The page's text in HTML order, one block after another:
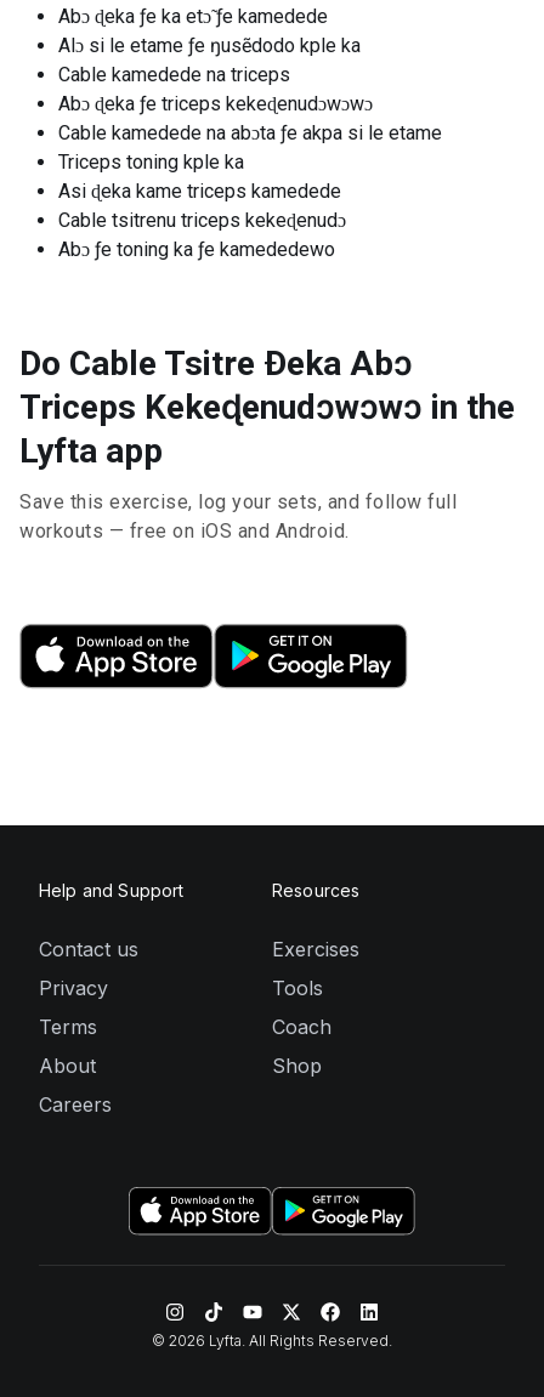
Abɔ ɖeka ƒe ka etɔ̃ ƒe kamedede
Alɔ si le etame ƒe ŋusẽdodo kple ka
Cable kamedede na triceps
Abɔ ɖeka ƒe triceps kekeɖenudɔwɔwɔ
Cable kamedede na abɔta ƒe akpa si le etame
Triceps toning kple ka
Asi ɖeka kame triceps kamedede
Cable tsitrenu triceps kekeɖenudɔ
Abɔ ƒe toning ka ƒe kamededewo
Do Cable Tsitre Ðeka Abɔ
Triceps Kekeɖenudɔwɔwɔ in the
Lyfta app
Save this exercise, log your sets, and follow full
workouts — free on iOS and Android.
Help and Support
Contact us
Privacy
Terms
About
Careers
Resources
Exercises
Tools
Coach
Shop
© 2026 Lyfta. All Rights Reserved.